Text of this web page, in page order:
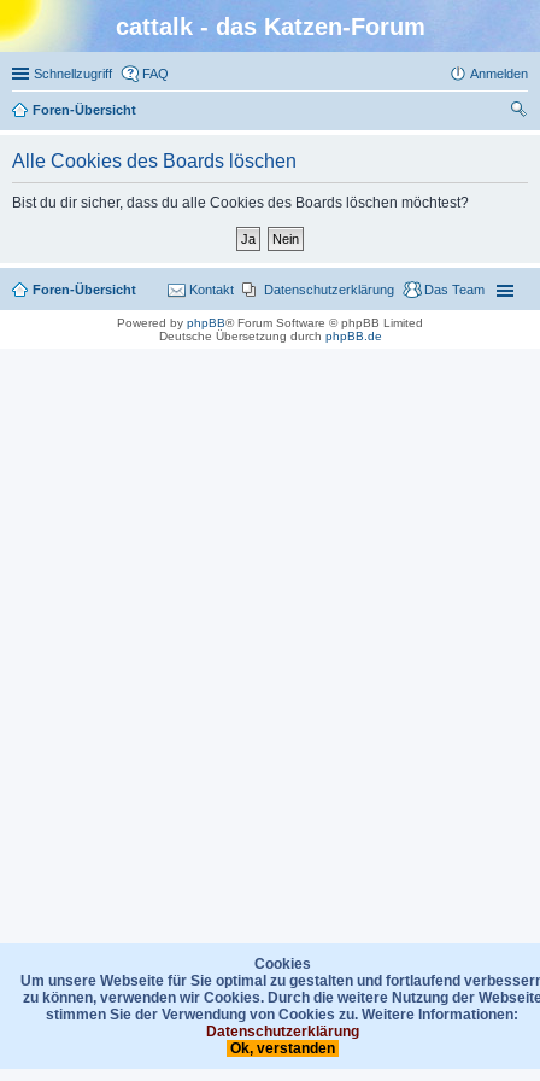
cattalk - das Katzen-Forum
Schnellzugriff FAQ Anmelden
Foren-Übersicht
Alle Cookies des Boards löschen
Bist du dir sicher, dass du alle Cookies des Boards löschen möchtest?
Cookies
Um unsere Webseite für Sie optimal zu gestalten und fortlaufend
zu können, verwenden wir Cookies. Durch die weitere Nutzung der
stimmen Sie der Verwendung von Cookies zu. Weitere Informationen:
Datenschutzerklärung
Ok, verstanden
Foren-Übersicht Das Team
Datenschutzerklärung
Kontakt
Powered by phpBB® Forum Software © phpBB Limited
Deutsche Übersetzung durch phpBB.de